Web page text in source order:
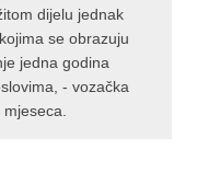
dijelu jednak
se obrazuju
jedna godina
- vozačka